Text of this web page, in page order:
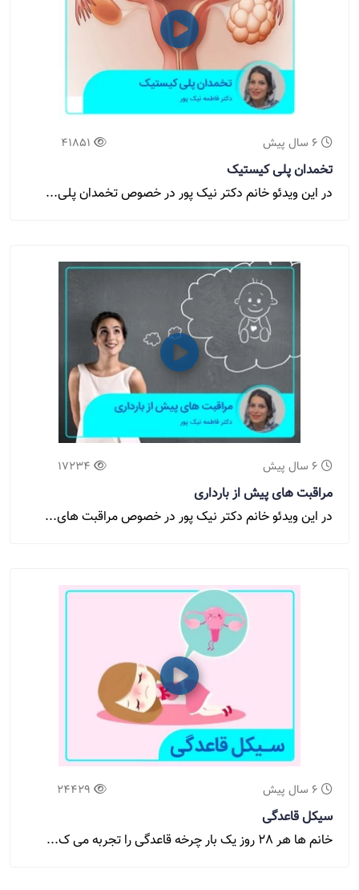
6 سال پیش 41851
تخمدان پلی کیستیک
در این ویدئو خانم دکتر نیک پور در خصوص تخمدان پلی...
6 سال پیش 17234
مراقبت های پیش از بارداری
در این ویدئو خانم دکتر نیک پور در خصوص مراقبت های...
6 سال پیش 24429
سیکل قاعدگی
خانم ها هر 28 روز یک بار چرخه قاعدگی را تجربه می ک...